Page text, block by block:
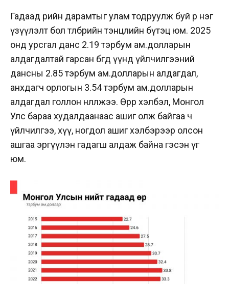
Гадаад өрийн дарамтыг улам тодруулж буй өөр нэг
үзүүлэлт бол төлбөрийн тэнцлийн бүтэц юм. 2025
онд урсгал данс 2.19 тэрбум ам.долларын
алдагдалтай гарсан бөгөөд үүнд үйлчилгээний
дансны 2.85 тэрбум ам.долларын алдагдал,
анхдагч орлогын 3.54 тэрбум ам.долларын
алдагдал голлон нөлөөлжээ. Өөрөөр хэлбэл, Монгол
Улс бараа худалдаанаас ашиг олж байгаа ч
үйлчилгээ, хүү, ногдол ашиг хэлбэрээр олсон
ашгаа эргүүлэн гадагш алдаж байна гэсэн үг
юм.